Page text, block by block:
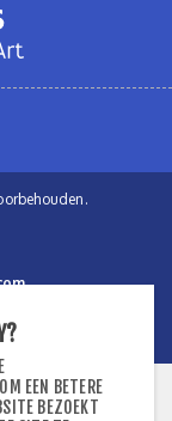
.
EEN BETERE
BEZOEKT